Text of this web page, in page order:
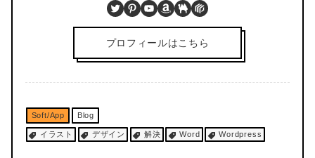
TwitterPinterest
YouTube
Amazon
BOOTH
PIXTA
プロフィールはこちら
Soft/App Blog
イラスト デザイン 解決 Word Wordpress